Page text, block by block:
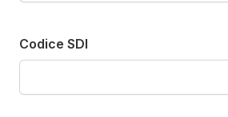
Codice SDI